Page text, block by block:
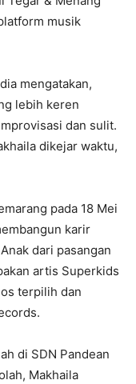
musik
mengatakan,
lebih keren
dan sulit.
dikejar waktu,
pada 18 Mei
karir
dari pasangan
artis Superkids
terpilih dan
di SDN Pandean
Makhaila